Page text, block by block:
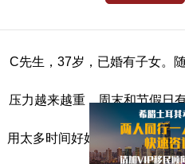
C先生，37岁，已婚有子女。
压力越来越重，周末和节假日
用太多时间好好休息。为了让